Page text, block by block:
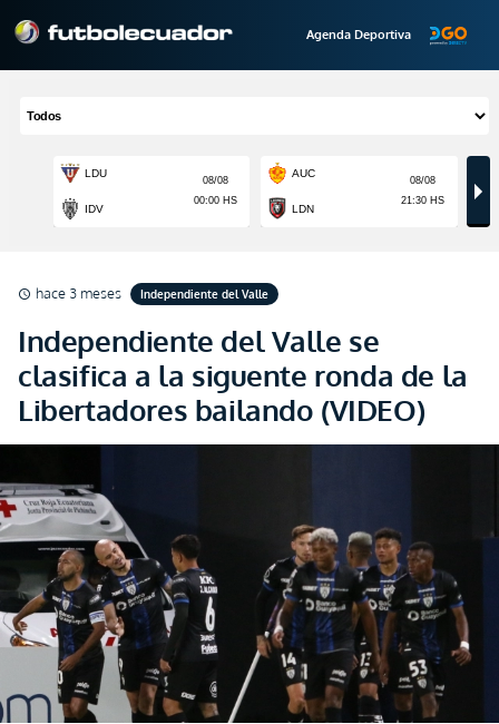
Agenda Deportiva
schedule hace 3 meses Independiente del Valle
Independiente del Valle se
clasifica a la siguente ronda de la
Libertadores bailando (VIDEO)